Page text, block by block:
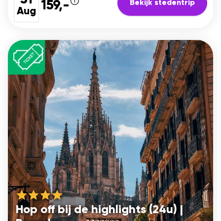
Aug 159,- Bekijk stedentrip
Hop off bij de highlights (24u) |